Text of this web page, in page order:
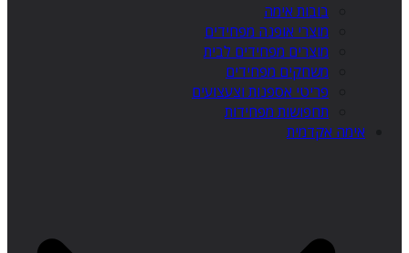
בובות אימה
מוצרי אופנה מפחידים
מוצרים מפחידים לבית
משחקים מפחידים
פריטי אספנות וצעצועים
תחפושות מפחידות
אימה אקדמית